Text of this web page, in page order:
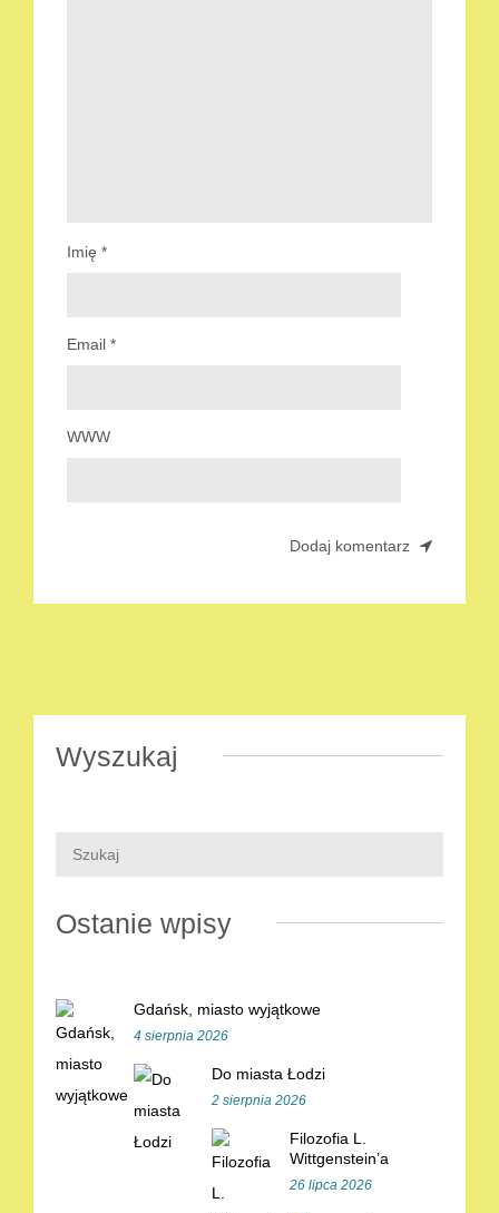
Imię *
Email *
WWW
Wyszukaj
Ostanie wpisy
Gdańsk, miasto wyjątkowe
4 sierpnia 2026
Do miasta Łodzi
2 sierpnia 2026
Filozofia L.
Wittgenstein’a
26 lipca 2026